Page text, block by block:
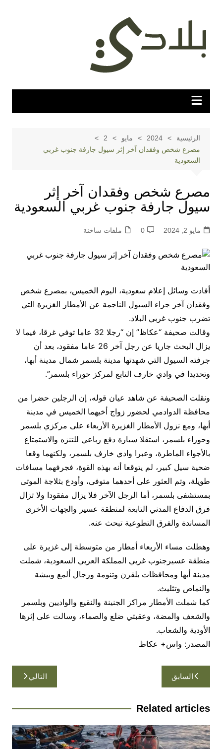
المحتوى
الرئيسية 2024 مايو
2
مصرع شخص وفقدان آخر إثر سيول جارفة جنوب غربي
السعودية
مصرع شخص وفقدان آخر إثر
سيول جارفة جنوب غربي السعودية
مايو 2, 2024 0 ملفات ساخنة
أفادت وسائل إعلام سعودية، اليوم الخميس، بمصرع شخص
وفقدان آخر جراء السيول الناجمة عن الأمطار الغزيرة التي
تضرب جنوب غربي البلاد.
وقالت صحيفة “عكاظ” إن “رجلا 32 عاما توفي غرقا، فيما لا
يزال البحث جاريا عن رجل آخر 26 عاما مفقود، بعد أن
جرفته السيول التي شهدتها مدينة بلسمر شمال مدينة أبها،
وتحديدا في وادي خارف التابع لمركز حوراء بلسمر”.
ونقلت الصحيفة عن شاهد عيان قوله، إن الرجلين حضرا من
محافظة الدوادمي لحضور زواج أخيهما الخميس في مدينة
أبها، ومع نزول الأمطار الغزيرة الأربعاء على مركزي بلسمر
وحوراء بلسمر، استقلا سيارة دفع رباعي للتنزه والاستمتاع
بالأجواء الماطرة، وعبرا وادي خارف بلسمر، ولكنهما وقعا
ضحية سيل كبير، لم يتوقعا أنه بهذه القوة، فجرفهما مسافات
طويلة، وتم العثور على أحدهما متوفى، وأودع بثلاجة الموتى
بمستشفى بلسمر، أما الرجل الآخر فلا يزال مفقودا ولا تزال
فرق الدفاع المدني التابعة لمنطقة عسير والجهات الأخرى
المساندة والفرق التطوعية تبحث عنه.
وهطلت مساء الأربعاء أمطار من متوسطة إلى غزيرة على
منطقة عسيرجنوب غربي المملكة العربي السعودية، شملت
مدينة أبها ومحافظات بلقرن وتنومة ورجال ألمع وبيشة
والنماص وتثليث.
كما شملت الأمطار مراكز الجنينة والنقيع والواديين وبلسمر
والشعف والمضة، وعقبتي ضلع والصماء، وسالت على إثرها
الأودية والشعاب.
المصدر: واس+ عكاظ
تصفّح
المقالات
السابق التالي
Related articles